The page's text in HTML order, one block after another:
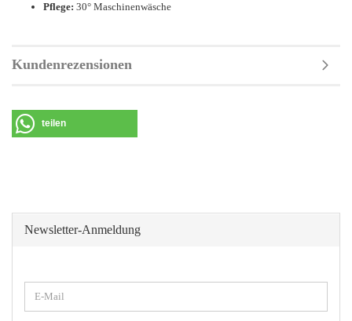
Pflege: 30° Maschinenwäsche
Kundenrezensionen
teilen
Newsletter-Anmeldung
ZUR
E-
Mail